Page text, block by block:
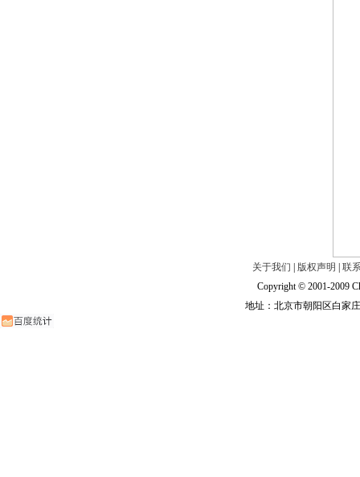
关于我们 版权声明
联
Copyright © 2001-2009
地址：北京市朝阳区白家